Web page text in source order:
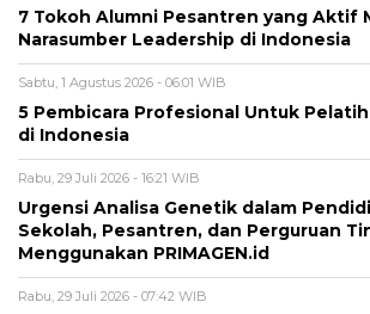
7 Tokoh Alumni Pesantren yang Aktif
Narasumber Leadership di Indonesia
Sabtu, 1 Agustus 2026 - 06:01 WIB
5 Pembicara Profesional Untuk
di Indonesia
Rabu, 29 Juli 2026 - 16:21 WIB
Urgensi Analisa Genetik dalam
Sekolah, Pesantren, dan Perguruan
Menggunakan PRIMAGEN.id
Rabu, 29 Juli 2026 - 07:42 WIB